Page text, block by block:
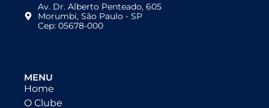
Av. Dr. Alberto Penteado, 605
Morumbi, São Paulo - SP
Cep: 05678-000
MENU
Home
O Clube